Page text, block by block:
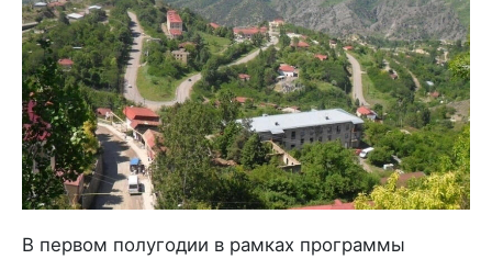
В первом полугодии в рамках программы